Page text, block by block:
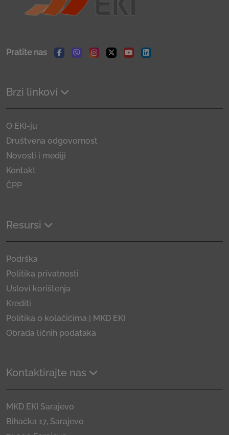
Pratite nas
Facebook
ViberInstagram
TwitterYoutubeLinkedin
Brzi linkovi
O EKI-ju
Društvena odgovornost
Novosti i mediji
Kontakt
ČPP
Resursi
Podrška
Politika privatnosti
Uslovi korištenja
Krediti
Politika o kolačićima | MKD EKI
Obrada ličnih podataka
Kontaktirajte nas
MKD EKI Sarajevo
Bihaćka 17, Sarajevo